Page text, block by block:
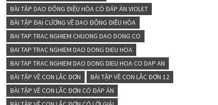
BÀI TẬP DAO ĐÔNG ĐIỀU HÒA CÓ ĐÁP ÁN VIOLET
BÀI TẬP ĐẠI CƯƠNG VỀ DAO ĐÔNG ĐIỀU HÒA
BAI TAP TRAC NGHIEM CHUONG DAO DONG CO
BAI TAP TRAC NGHIEM DAO DONG DIEU HOA
BAI TAP TRAC NGHIEM DAO DONG DIEU HOA CO DAP AN
BÀI TẬP VỀ CON LẮC ĐƠN
BÀI TẬP VỀ CON LẮC ĐƠN 12
BÀI TẬP VỀ CON LẮC ĐƠN CÓ ĐÁP ÁN